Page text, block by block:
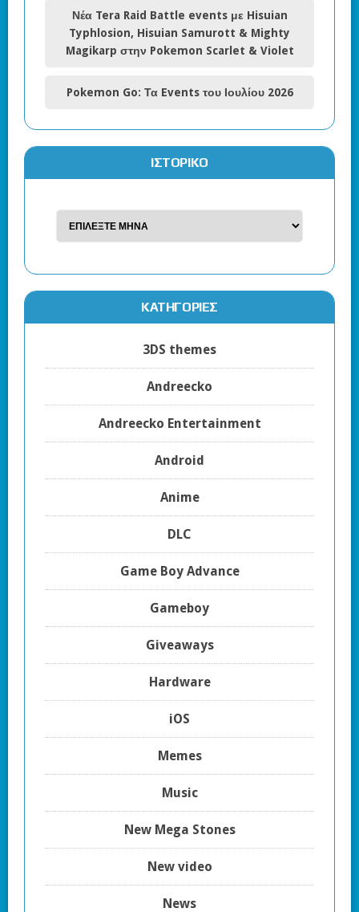
Νέα Tera Raid Battle events με Hisuian
Typhlosion, Hisuian Samurott & Mighty
Magikarp στην Pokemon Scarlet & Violet
Pokemon Go: Τα Events του Ιουλίου 2026
ΙΣΤΟΡΙΚΌ
KΑΤΗΓΟΡΊΕΣ
3DS themes
Andreecko
Andreecko Entertainment
Android
Anime
DLC
Game Boy Advance
Gameboy
Giveaways
Hardware
iOS
Memes
Music
New Mega Stones
New video
News